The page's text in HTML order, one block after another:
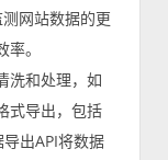
网站数据的更
。
洗和处理，如
式导出，包括
导出API将数据